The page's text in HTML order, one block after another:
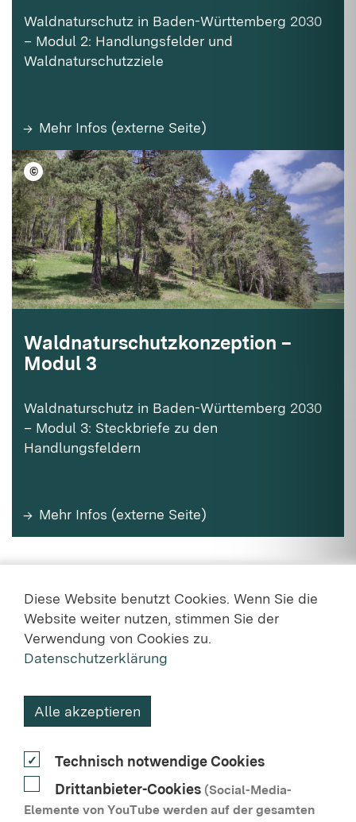
Waldnaturschutz in Baden-Württemberg 2030
– Modul 2: Handlungsfelder und
Waldnaturschutzziele
Mehr Infos (externe Seite)
© FVA BW/Sabine Mayr
Waldnaturschutzkonzeption –
Modul 3
Waldnaturschutz in Baden-Württemberg 2030
– Modul 3: Steckbriefe zu den
Handlungsfeldern
Mehr Infos (externe Seite)
DATENSCHUTZ
NUTZUNGSVEREINBARUNG
BARRIEREFREIHEIT
Diese Website benutzt Cookies. Wenn Sie die
Website weiter nutzen, stimmen Sie der
Verwendung von Cookies zu.
Datenschutzerklärung
Alle akzeptieren
Technisch notwendige Cookies
Drittanbieter-Cookies (Social-Media-
Elemente von YouTube werden auf der gesamten